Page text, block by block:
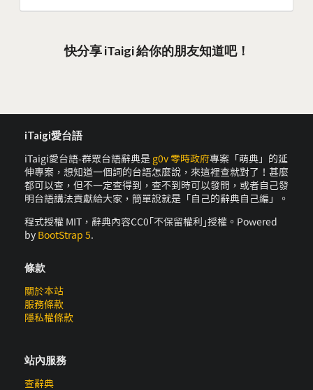
快分享 iTaigi 給你的朋友知道吧！
iTaigi愛台語
iTaigi愛台語-群眾台語辭典是 g0v 零時政府專案「萌典」的延
伸專案，想知道一個詞的台語怎麼說，來這裡查就對了！甚麼
都可以查，但不一定查得到，查不到時可以發問，或者自己發
明台語講法貢獻給大家，簡單說就是「自己的辭典自己編」。
程式授權 MIT，辭典內容CC0｢不保留權利｣授權。Powered
by BootStrap 5.
條款
關於本站
服務條款
隱私權條款
站內服務
查辭典